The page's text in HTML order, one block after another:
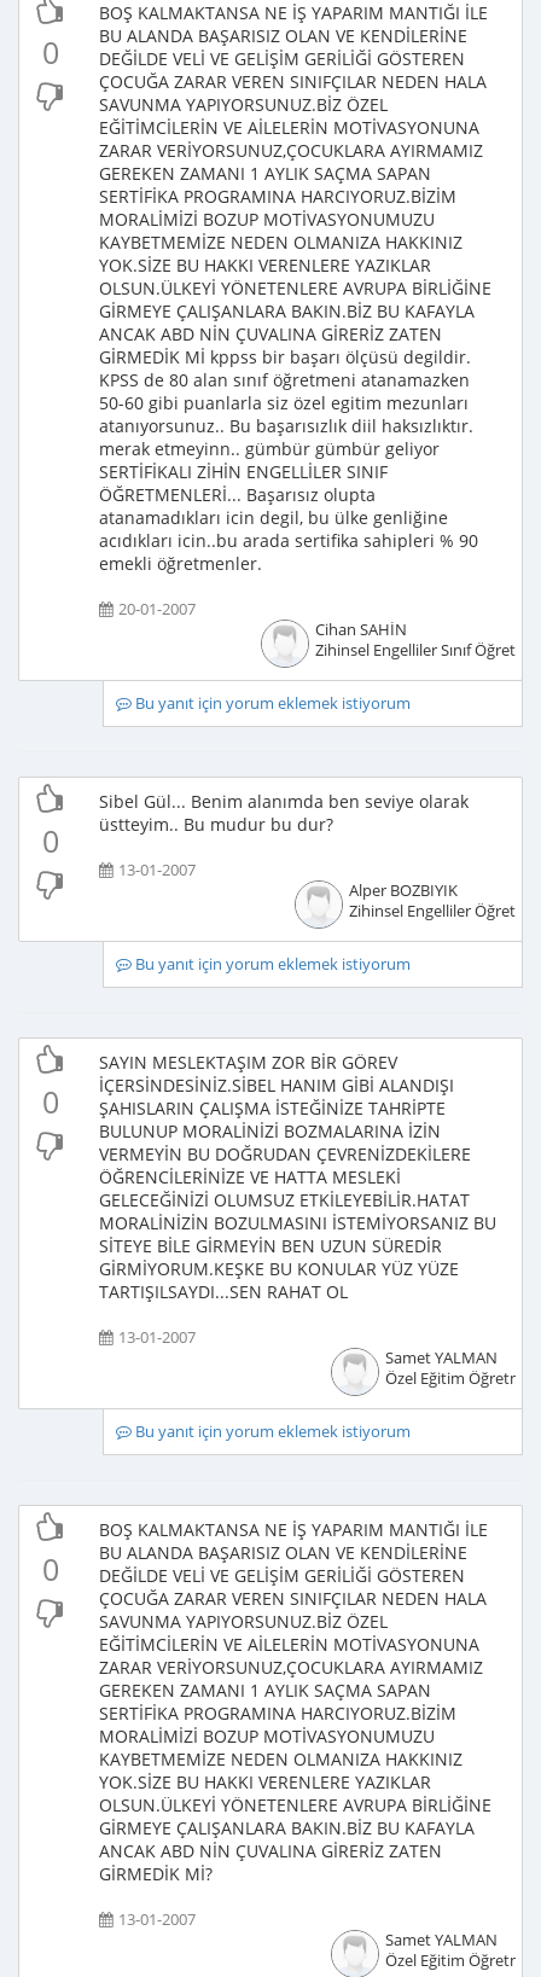
0
BOŞ KALMAKTANSA NE İŞ YAPARIM MANTIĞI İLE
BU ALANDA BAŞARISIZ OLAN VE KENDİLERİNE
DEĞİLDE VELİ VE GELİŞİM GERİLİĞİ GÖSTEREN
ÇOCUĞA ZARAR VEREN SINIFÇILAR NEDEN HALA
SAVUNMA YAPIYORSUNUZ.BİZ ÖZEL
EĞİTİMCİLERİN VE AİLELERİN MOTİVASYONUNA
ZARAR VERİYORSUNUZ,ÇOCUKLARA AYIRMAMIZ
GEREKEN ZAMANI 1 AYLIK SAÇMA SAPAN
SERTİFİKA PROGRAMINA HARCIYORUZ.BİZİM
MORALİMİZİ BOZUP MOTİVASYONUMUZU
KAYBETMEMİZE NEDEN OLMANIZA HAKKINIZ
YOK.SİZE BU HAKKI VERENLERE YAZIKLAR
OLSUN.ÜLKEYİ YÖNETENLERE AVRUPA BİRLİĞİNE
GİRMEYE ÇALIŞANLARA BAKIN.BİZ BU KAFAYLA
ANCAK ABD NİN ÇUVALINA GİRERİZ ZATEN
GİRMEDİK Mİ kppss bir başarı ölçüsü degildir.
KPSS de 80 alan sınıf öğretmeni atanamazken
50-60 gibi puanlarla siz özel egitim mezunları
atanıyorsunuz.. Bu başarısızlık diil haksızlıktır.
merak etmeyinn.. gümbür gümbür geliyor
SERTİFİKALI ZİHİN ENGELLİLER SINIF
ÖĞRETMENLERİ... Başarısız olupta
atanamadıkları icin degil, bu ülke genliğine
acıdıkları icin..bu arada sertifika sahipleri % 90
emekli öğretmenler.
20-01-2007
Cihan SAHİN
Zihinsel Engelliler Sınıf
Bu yanıt için yorum eklemek istiyorum
0
Sibel Gül... Benim alanımda ben seviye olarak
üstteyim.. Bu mudur bu dur?
13-01-2007
Alper BOZBIYIK
Zihinsel Engelliler
Bu yanıt için yorum eklemek istiyorum
0
SAYIN MESLEKTAŞIM ZOR BİR GÖREV
İÇERSİNDESİNİZ.SİBEL HANIM GİBİ ALANDIŞI
ŞAHISLARIN ÇALIŞMA İSTEĞİNİZE TAHRİPTE
BULUNUP MORALİNİZİ BOZMALARINA İZİN
VERMEYİN BU DOĞRUDAN ÇEVRENİZDEKİLERE
ÖĞRENCİLERİNİZE VE HATTA MESLEKİ
GELECEĞİNİZİ OLUMSUZ ETKİLEYEBİLİR.HATAT
MORALİNİZİN BOZULMASINI İSTEMİYORSANIZ BU
SİTEYE BİLE GİRMEYİN BEN UZUN SÜREDİR
GİRMİYORUM.KEŞKE BU KONULAR YÜZ YÜZE
TARTIŞILSAYDI...SEN RAHAT OL
13-01-2007
Samet YALMAN
Özel Eğitim
Bu yanıt için yorum eklemek istiyorum
0
BOŞ KALMAKTANSA NE İŞ YAPARIM MANTIĞI İLE
BU ALANDA BAŞARISIZ OLAN VE KENDİLERİNE
DEĞİLDE VELİ VE GELİŞİM GERİLİĞİ GÖSTEREN
ÇOCUĞA ZARAR VEREN SINIFÇILAR NEDEN HALA
SAVUNMA YAPIYORSUNUZ.BİZ ÖZEL
EĞİTİMCİLERİN VE AİLELERİN MOTİVASYONUNA
ZARAR VERİYORSUNUZ,ÇOCUKLARA AYIRMAMIZ
GEREKEN ZAMANI 1 AYLIK SAÇMA SAPAN
SERTİFİKA PROGRAMINA HARCIYORUZ.BİZİM
MORALİMİZİ BOZUP MOTİVASYONUMUZU
KAYBETMEMİZE NEDEN OLMANIZA HAKKINIZ
YOK.SİZE BU HAKKI VERENLERE YAZIKLAR
OLSUN.ÜLKEYİ YÖNETENLERE AVRUPA BİRLİĞİNE
GİRMEYE ÇALIŞANLARA BAKIN.BİZ BU KAFAYLA
ANCAK ABD NİN ÇUVALINA GİRERİZ ZATEN
GİRMEDİK Mİ?
13-01-2007
Samet YALMAN
Özel Eğitim